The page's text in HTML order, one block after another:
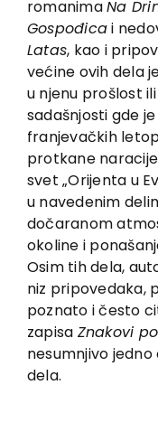
romanimaNa
Gospođicai
Latas, kao i
većine ovih dela
u njenu prošlost
sadašnjosti gde
franjevačkih
protkane
svet „Orijenta u
u navedenim
dočaranom
okoline i
Osim tih dela,
niz pripovedaka,
poznato i često
zapisa Znakovi
nesumnjivo
dela.